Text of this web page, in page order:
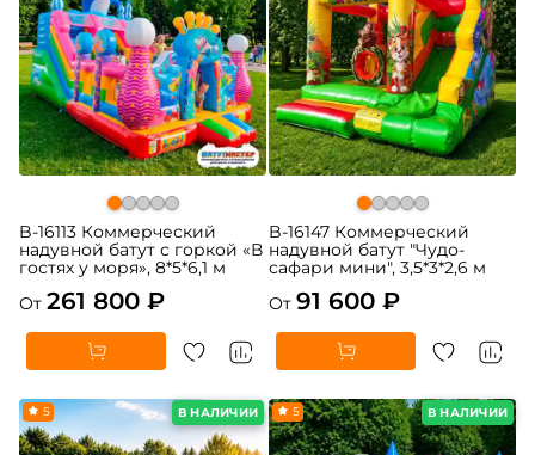
B-16113 Коммерческий
надувной батут с горкой «В
гостях у моря», 8*5*6,1 м
От 261 800 ₽
B-16147 Коммерческий
надувной батут "Чудо-
сафари мини", 3,5*3*2,6 м
От 91 600 ₽
В НАЛИЧИИ
5 В НАЛИЧИИ
5